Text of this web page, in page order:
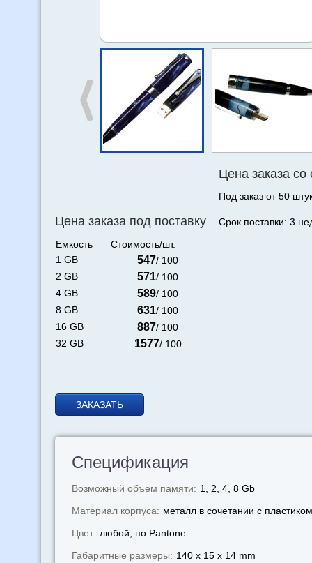
Цена заказа под поставку
Емкость
Стоимость/шт.
1 GB
547/ 100
2 GB
571/ 100
4 GB
589/ 100
8 GB
631/ 100
16 GB
887/ 100
32 GB
1577/ 100
Цена заказа со
Под заказ от 50
Срок поставки: 3
ЗАКАЗАТЬ
Спецификация
Возможный объем памяти: 1, 2, 4, 8 Gb
Материал корпуса: металл в сочетании с пластиком
Цвет: любой, по Pantone
Габаритные размеры: 140 x 15 x 14 mm